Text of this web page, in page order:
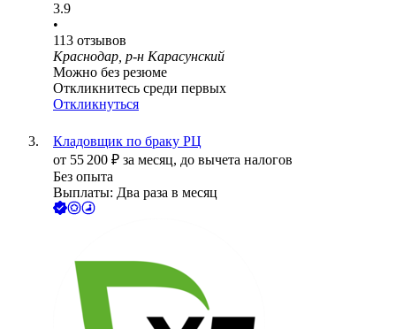
3.9
•
113 отзывов
Краснодар, р-н Карасунский
Можно без резюме
Откликнитесь среди первых
Откликнуться
Кладовщик по браку РЦ
от 55 200 ₽ за месяц, до вычета налогов
Без опыта
Выплаты: Два раза в месяц